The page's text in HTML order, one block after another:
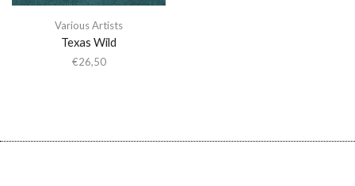
Various Artists
Texas Wild
€26,50